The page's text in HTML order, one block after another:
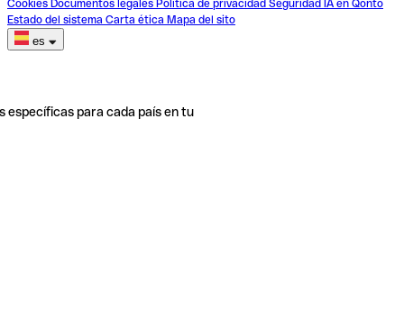
Cookies Documentos legales Política de privacidad Seguridad IA en Qonto
Estado del sistema Carta ética Mapa del sito
es
específicas para cada país en tu